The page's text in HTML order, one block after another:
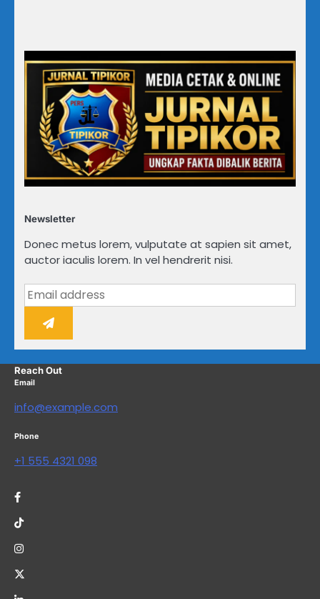
Newsletter
Donec metus lorem, vulputate at sapien sit amet,
auctor iaculis lorem. In vel hendrerit nisi.
Reach Out
Email
info@example.com
Phone
+1 555 4321 098